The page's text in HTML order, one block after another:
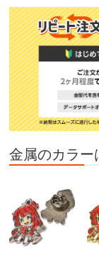
金属のカラー